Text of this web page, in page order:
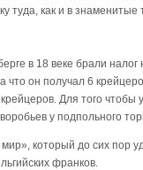
туда, как и в
в 18 веке брали
что он получал 6
Для того чтобы
у подпольного
который до сих пор
франков.